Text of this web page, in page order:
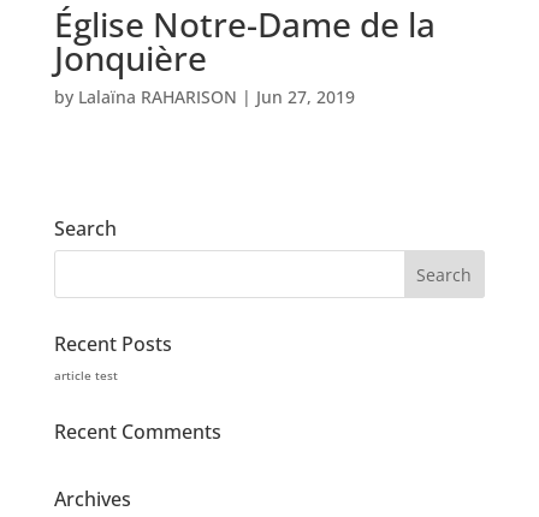
Église Notre-Dame de la
Jonquière
by Lalaïna RAHARISON | Jun 27, 2019
Search
Recent Posts
article test
Recent Comments
Archives